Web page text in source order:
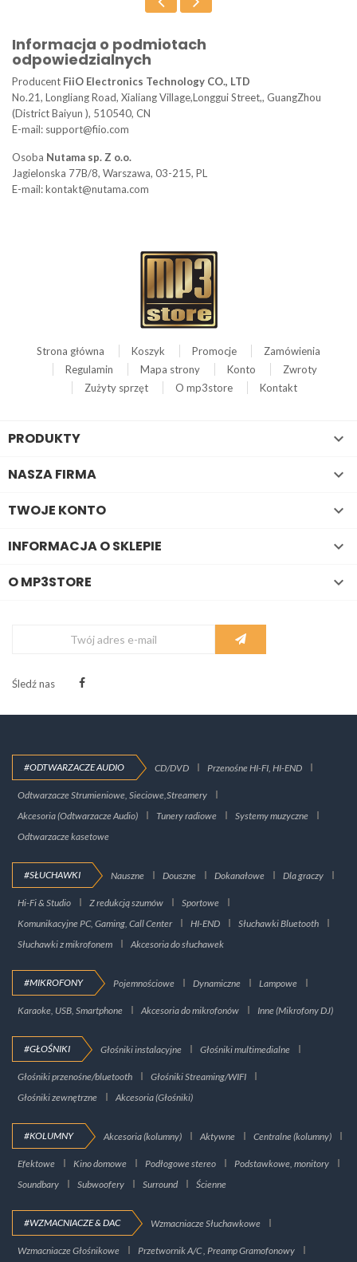
Informacja o podmiotach
odpowiedzialnych
Producent FiiO Electronics Technology CO., LTD
No.21, Longliang Road, Xialiang Village,Longgui Street,, GuangZhou
(District Baiyun ), 510540, CN
E-mail: support@fiio.com
Osoba Nutama sp. Z o.o.
Jagielonska 77B/8, Warszawa, 03-215, PL
E-mail: kontakt@nutama.com
Strona główna Koszyk Promocje
Zamówienia
Regulamin
Mapa strony Konto
Zwroty
Zużyty sprzęt
O mp3store Kontakt
PRODUKTY 
NASZA FIRMA 
TWOJE KONTO 
INFORMACJA O SKLEPIE 
O MP3STORE 
Śledź nas
#ODTWARZACZE AUDIO CD/DVD Przenośne HI-FI, HI-END
Odtwarzacze Strumieniowe, Sieciowe,Streamery
Akcesoria (Odtwarzacze Audio)
Tunery radiowe
Systemy muzyczne
Odtwarzacze kasetowe
#SŁUCHAWKI Nauszne Douszne Dokanałowe Dla graczy
Hi-Fi & Studio Z redukcją szumów
Sportowe
Komunikacyjne PC, Gaming, Call Center
HI-END
Słuchawki Bluetooth
Słuchawki z mikrofonem
Akcesoria do słuchawek
#MIKROFONY Pojemnościowe Dynamiczne Lampowe
Karaoke, USB, Smartphone Akcesoria do mikrofonów Inne (Mikrofony DJ)
#GŁOŚNIKI Głośniki instalacyjne Głośniki multimedialne
Głośniki przenośne/bluetooth
Głośniki Streaming/WIFI
Głośniki zewnętrzne
Akcesoria (Głośniki)
#KOLUMNY Akcesoria (kolumny) Aktywne Centralne (kolumny)
Efektowe Kino domowe Podłogowe stereo
Podstawkowe, monitory
Soundbary
Subwoofery Surround Ścienne
#WZMACNIACZE & DAC Wzmacniacze Słuchawkowe
Wzmacniacze Głośnikowe Przetwornik A/C , Preamp Gramofonowy